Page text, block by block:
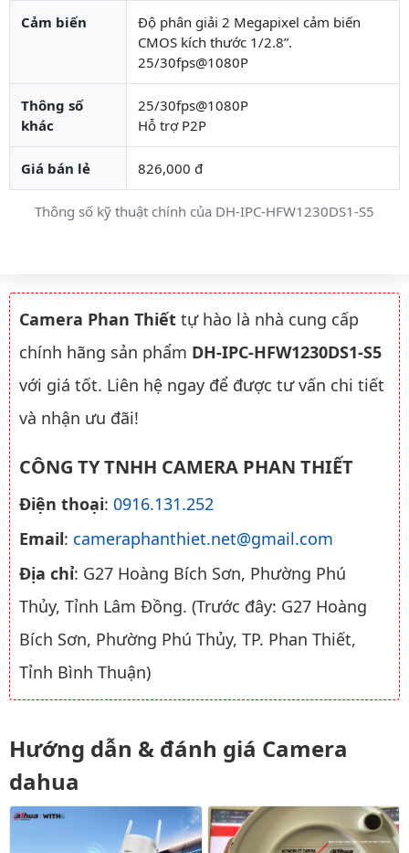
Thông số kỹ thuật chính của DH-IPC-HFW1230DS1-S5
Cảm biến
Độ phân giải 2 Megapixel cảm biến
CMOS kích thước 1/2.8”.
25/30fps@1080P
Thông số
khác
25/30fps@1080P
Hỗ trợ P2P
Giá bán lẻ 826,000 đ
Camera Phan Thiết tự hào là nhà cung cấp
chính hãng sản phẩm DH-IPC-HFW1230DS1-S5
với giá tốt. Liên hệ ngay để được tư vấn chi tiết
và nhận ưu đãi!
CÔNG TY TNHH CAMERA PHAN THIẾT
Điện thoại: 0916.131.252
Email: cameraphanthiet.net@gmail.com
Địa chỉ: G27 Hoàng Bích Sơn, Phường Phú
Thủy, Tỉnh Lâm Đồng. (Trước đây: G27 Hoàng
Bích Sơn, Phường Phú Thủy, TP. Phan Thiết,
Tỉnh Bình Thuận)
Hướng dẫn & đánh giá Camera
dahua